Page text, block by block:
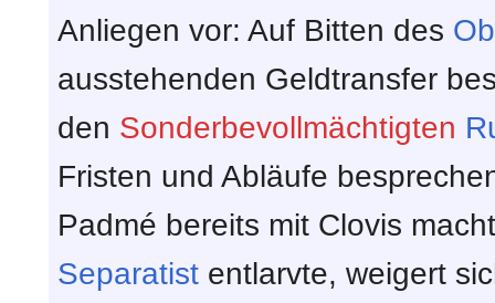
Anliegen vor: Auf Bitten des
ausstehenden Geldtransfer
den Sonderbevollmächtigten
Fristen und Abläufe
Padmé bereits mit Clovis
Separatist entlarvte, weigert